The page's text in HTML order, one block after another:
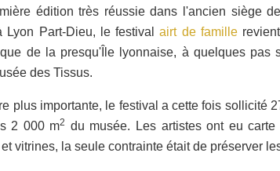
édition très réussie dans l'ancien siège
Lyon Part-Dieu, le festivalairt de famille
de la presqu'Île lyonnaise, à quelques pas
des Tissus.
plus importante, le festival a cette fois sollicité
2 000 m2 du musée. Les artistes ont eu
vitrines, la seule contrainte était de préserver